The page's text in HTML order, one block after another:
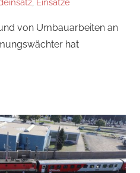
, Einsätze
von Umbauarbeiten an
hat